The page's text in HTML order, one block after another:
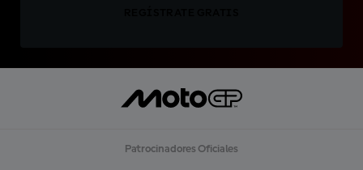
Patrocinadores Oficiales